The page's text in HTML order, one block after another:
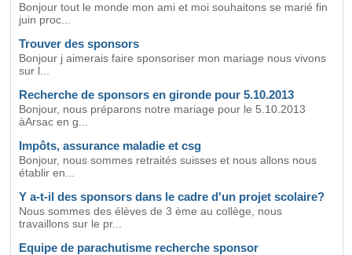
Bonjour tout le monde mon ami et moi souhaitons se marié fin
juin proc...
Trouver des sponsors
Bonjour j aimerais faire sponsoriser mon mariage nous vivons
sur l...
Recherche de sponsors en gironde pour 5.10.2013
Bonjour, nous préparons notre mariage pour le 5.10.2013
àArsac en g...
Impôts, assurance maladie et csg
Bonjour, nous sommes retraités suisses et nous allons nous
établir en...
Y a-t-il des sponsors dans le cadre d'un projet scolaire?
Nous sommes des élèves de 3 ème au collège, nous
travaillons sur le pr...
Equipe de parachutisme recherche sponsor